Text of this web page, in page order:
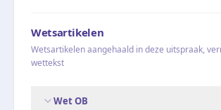
Wetsartikelen
Wetsartikelen aangehaald in deze uitspraak,
wettekst
Wet OB